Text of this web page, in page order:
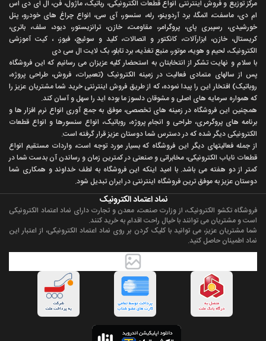
مرکز توزیع و فروش اینترنتی انواع قطعات الکترونیکی، رباتیک، ماژول، فن، ال ای دی اس
ام دی، ماسفت، اتمگا، برد آردوینو، رله، سنسور، آی سی، انواع چراغ های خودرو، پنل
خورشیدی، رسپبری پای، پروگرامر، مقاومت، خازن، ترانزیستور، دیود، سلف، باتری،
کریستال، خازن، ابزارآلات، کانکتور و اتصالات، کلید و سوئیچ، فیوز، ، کیت آموزشی
الکترونیک، لحیم و هویه، موتور، منبع تغذیه، برد تابلو، بک لایت ال سی دی
با سلام و نهايت تشکر از انتخابتان به استحضار کليه عزيزان می رسانيم که اين فروشگاه
پس از سالهای متمادی فعاليت در زمينه الکترونيک (تعميرات، فروش، طراحی پروژه،
روباتيک) افتخار اين را پيدا نموده، که از طريق فروش اينترنتی خريد شما مشتريان عزيز را
که همواره سرمايه های اصلی و مشوقان دلسوز ما بوده ايد را سهل و آسان کند.
همچنين اين فروشگاه در زمينه های تخصصی، موفق به جمع آوری انواع نرم افزار ها و
برنامه های پروگرمری، طراحی و انجام پروژه، روباتيک، انواع سنسورها و انواع قطعات
الکترونيکی ديگر شده که در دسترس شما دوستان عزيز قرار گرفته است.
از جمله فعاليتهای ديگر اين فروشگاه که بسيار مورد توجه است، واردات مستقیم انواع
قطعات ناياب الکترونيکی، مخابراتی و صنعتی در کمترين زمان و رساندن آن بدست شما در
کمتر از دو هفته می باشد. با اميد اينکه اين فروشگاه به لطف خداوند و همکاری شما
دوستان عزيز به موفق ترين فروشگاه اینترنتی در ایران تبديل شود.
نماد اعتماد الکترونیک
فروشگاه تکشو الکترونیک، از وزارت صنعت، معدن و تجارت دارای نماد اعتماد الکترونیکی
است و مشتریان می توانند با خیال راحت اقدام به خرید کنند.
شما مشتریان عزیز، می توانید با کلیک کردن بر روی نماد اعتماد الکترونیکی، از اعتبار این
نماد اطمینان حاصل کنید.